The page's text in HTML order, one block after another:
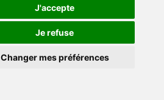
J'accepte
Je refuse
Changer mes préférences